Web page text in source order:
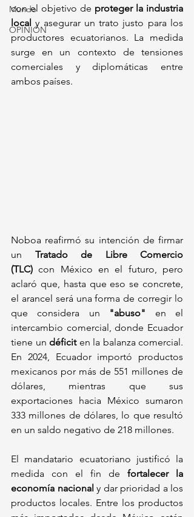
Mundo
OPINIÓN
con el objetivo de proteger la industria
local y asegurar un trato justo para los
productores ecuatorianos. La medida
surge en un contexto de tensiones
comerciales y diplomáticas entre
ambos países.
Noboa reafirmó su intención de firmar
un Tratado de Libre Comercio
(TLC) con México en el futuro, pero
aclaró que, hasta que eso se concrete,
el arancel será una forma de corregir lo
que considera un "abuso" en el
intercambio comercial, donde Ecuador
tiene un déficit en la balanza comercial.
En 2024, Ecuador importó productos
mexicanos por más de 551 millones de
dólares, mientras que sus
exportaciones hacia México sumaron
333 millones de dólares, lo que resultó
en un saldo negativo de 218 millones.
El mandatario ecuatoriano justificó la
medida con el fin de fortalecer la
economía nacional y dar prioridad a los
productos locales. Entre los productos